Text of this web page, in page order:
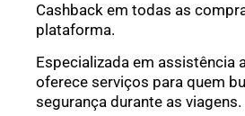
Cashback em todas as
plataforma.
Especializada em assistência
oferece serviços para quem
segurança durante as viagens.